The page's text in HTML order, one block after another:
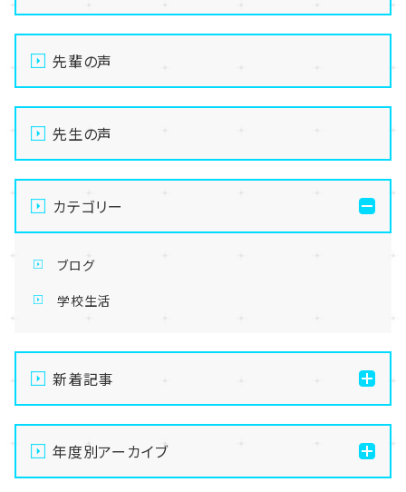
先輩の声
先生の声
カテゴリー
ブログ
学校生活
新着記事
【なんば】キラリと輝く宝物✨「光るハーバリウム」作り
に挑戦しました！
【なんば】校舎紹介の「自習室編」✨
年度別アーカイブ